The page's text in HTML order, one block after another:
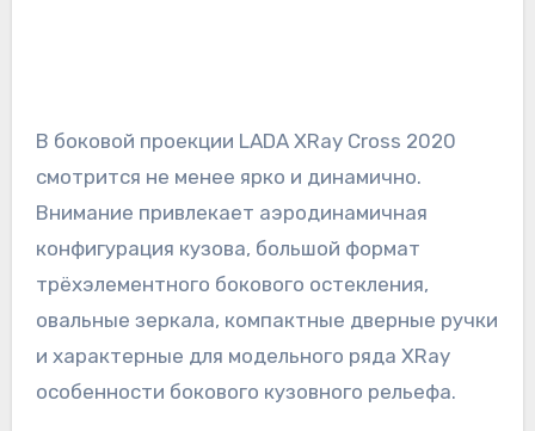
В боковой проекции LADA XRay Cross 2020
смотрится не менее ярко и динамично.
Внимание привлекает аэродинамичная
конфигурация кузова, большой формат
трёхэлементного бокового остекления,
овальные зеркала, компактные дверные ручки
и характерные для модельного ряда XRay
особенности бокового кузовного рельефа.